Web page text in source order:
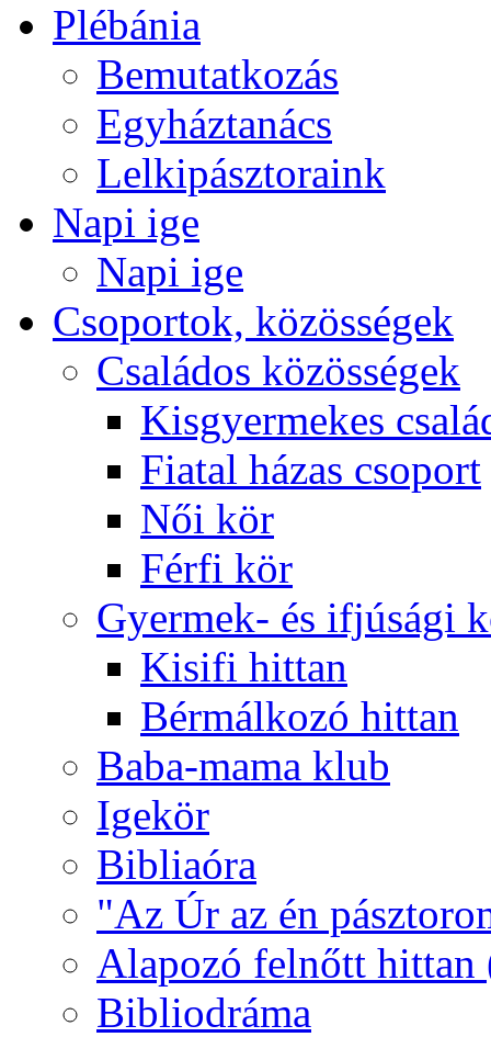
Plébánia
Bemutatkozás
Egyháztanács
Lelkipásztoraink
Napi ige
Napi ige
Csoportok, közösségek
Családos közösségek
Kisgyermekes
Fiatal házas csoport
Női kör
Férfi kör
Gyermek- és ifjúsági
Kisifi hittan
Bérmálkozó hittan
Baba-mama klub
Igekör
Bibliaóra
"Az Úr az én
Alapozó felnőtt hittan
Bibliodráma